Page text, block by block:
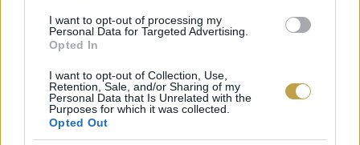
I want to opt-out of processing my
Personal Data for Targeted Advertising.
Opted In
I want to opt-out of Collection, Use,
Retention, Sale, and/or Sharing of my
Personal Data that Is Unrelated with the
Purposes for which it was collected.
Opted Out
megakadályozza a kémiai, mikrobiológiai
folyamatokat, valamint azt, hogy a bor oxigénnel
való érintkezéskor idejekorán elveszítse az
élvezeti értékét.